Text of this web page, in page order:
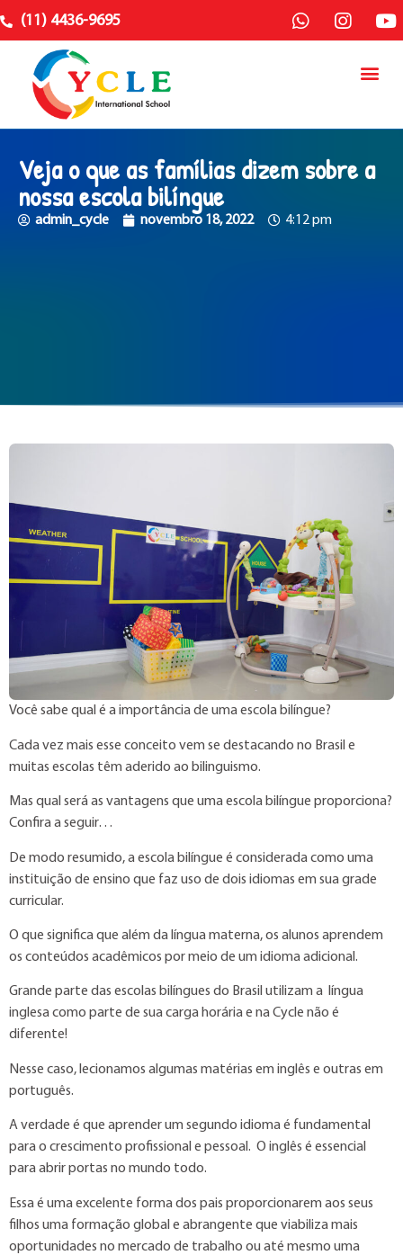
(11) 4436-9695
Veja o que as famílias dizem sobre a
nossa escola bilíngue
admin_cycle novembro 18, 2022 4:12 pm
Você sabe qual é a importância de uma escola bilíngue?
Cada vez mais esse conceito vem se destacando no Brasil e
muitas escolas têm aderido ao bilinguismo.
Mas qual será as vantagens que uma escola bilíngue proporciona?
Confira a seguir…
De modo resumido, a escola bilíngue é considerada como uma
instituição de ensino que faz uso de dois idiomas em sua grade
curricular.
O que significa que além da língua materna, os alunos aprendem
os conteúdos acadêmicos por meio de um idioma adicional.
Grande parte das escolas bilíngues do Brasil utilizam a língua
inglesa como parte de sua carga horária e na Cycle não é
diferente!
Nesse caso, lecionamos algumas matérias em inglês e outras em
português.
A verdade é que aprender um segundo idioma é fundamental
para o crescimento profissional e pessoal. O inglês é essencial
para abrir portas no mundo todo.
Essa é uma excelente forma dos pais proporcionarem aos seus
filhos uma formação global e abrangente que viabiliza mais
oportunidades no mercado de trabalho ou até mesmo uma